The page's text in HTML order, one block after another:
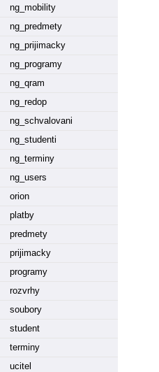
ng_mobility
ng_predmety
ng_prijimacky
ng_programy
ng_qram
ng_redop
ng_schvalovani
ng_studenti
ng_terminy
ng_users
orion
platby
predmety
prijimacky
programy
rozvrhy
soubory
student
terminy
ucitel